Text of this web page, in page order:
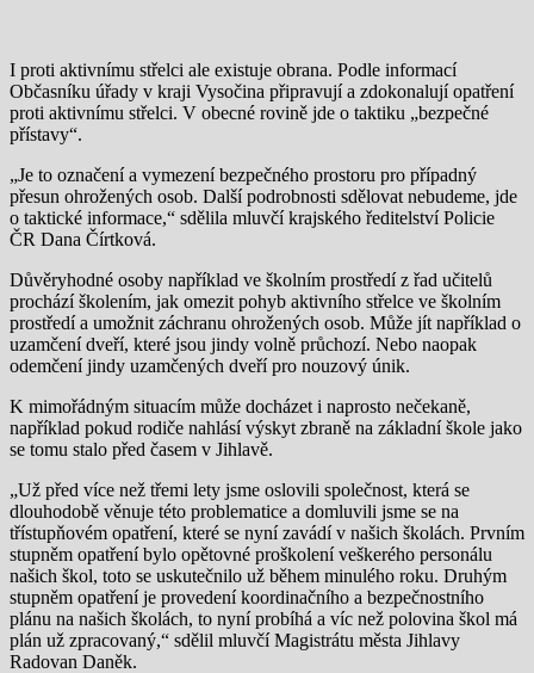
I proti aktivnímu střelci ale existuje obrana. Podle informací
Občasníku úřady v kraji Vysočina připravují a zdokonalují opatření
proti aktivnímu střelci. V obecné rovině jde o taktiku „bezpečné
přístavy“.
„Je to označení a vymezení bezpečného prostoru pro případný
přesun ohrožených osob. Další podrobnosti sdělovat nebudeme, jde
o taktické informace,“ sdělila mluvčí krajského ředitelství Policie
ČR Dana Čírtková.
Důvěryhodné osoby například ve školním prostředí z řad učitelů
prochází školením, jak omezit pohyb aktivního střelce ve školním
prostředí a umožnit záchranu ohrožených osob. Může jít například o
uzamčení dveří, které jsou jindy volně průchozí. Nebo naopak
odemčení jindy uzamčených dveří pro nouzový únik.
K mimořádným situacím může docházet i naprosto nečekaně,
například pokud rodiče nahlásí výskyt zbraně na základní škole jako
se tomu stalo před časem v Jihlavě.
„Už před více než třemi lety jsme oslovili společnost, která se
dlouhodobě věnuje této problematice a domluvili jsme se na
třístupňovém opatření, které se nyní zavádí v našich školách. Prvním
stupněm opatření bylo opětovné proškolení veškerého personálu
našich škol, toto se uskutečnilo už během minulého roku. Druhým
stupněm opatření je provedení koordinačního a bezpečnostního
plánu na našich školách, to nyní probíhá a víc než polovina škol má
plán už zpracovaný,“ sdělil mluvčí Magistrátu města Jihlavy
Radovan Daněk.